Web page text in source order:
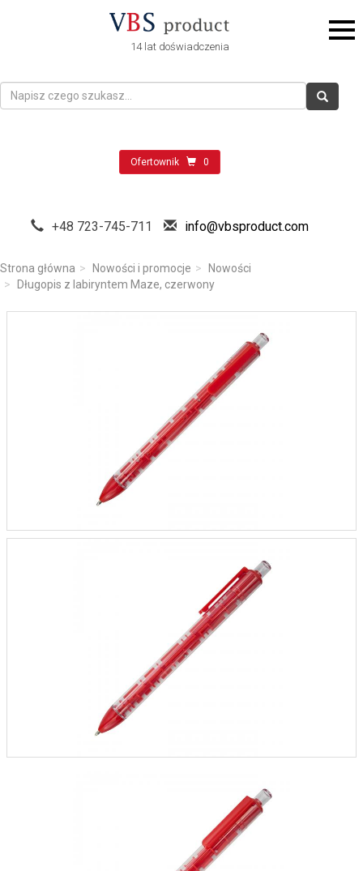
14 lat doświadczenia
Ofertownik 0
+48 723-745-711 info@vbsproduct.com
Strona główna Nowości i promocje
Nowości
Długopis z labiryntem Maze, czerwony